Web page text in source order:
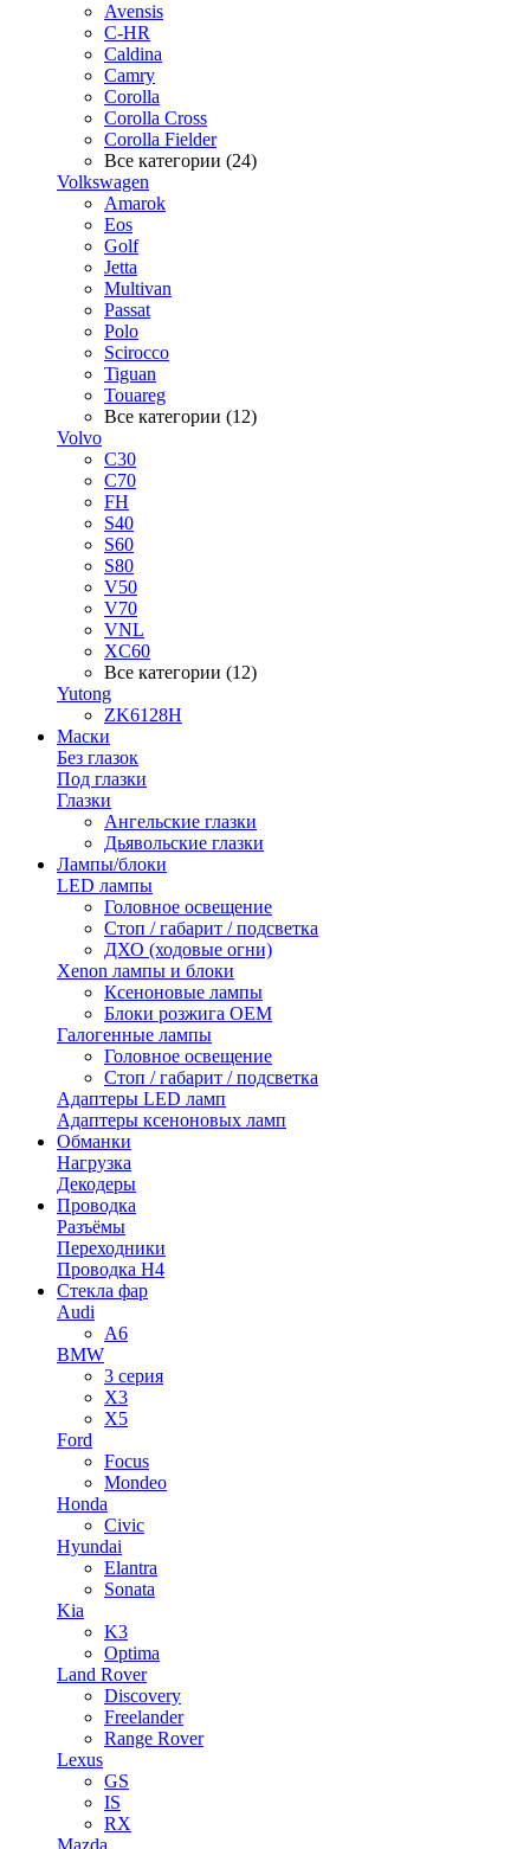
Avensis
C-HR
Caldina
Camry
Corolla
Corolla Cross
Corolla Fielder
Все категории (24)
Volkswagen
Amarok
Eos
Golf
Jetta
Multivan
Passat
Polo
Scirocco
Tiguan
Touareg
Все категории (12)
Volvo
C30
C70
FH
S40
S60
S80
V50
V70
VNL
XC60
Все категории (12)
Yutong
ZK6128H
Маски
Без глазок
Под глазки
Глазки
Ангельские глазки
Дьявольские глазки
Лампы/блоки
LED лампы
Головное освещение
Стоп / габарит / подсветка
ДХО (ходовые огни)
Xenon лампы и блоки
Ксеноновые лампы
Блоки розжига OEM
Галогенные лампы
Головное освещение
Стоп / габарит / подсветка
Адаптеры LED ламп
Адаптеры ксеноновых ламп
Обманки
Нагрузка
Декодеры
Проводка
Разъёмы
Переходники
Проводка H4
Стекла фар
Audi
A6
BMW
3 серия
X3
X5
Ford
Focus
Mondeo
Honda
Civic
Hyundai
Elantra
Sonata
Kia
K3
Optima
Land Rover
Discovery
Freelander
Range Rover
Lexus
GS
IS
RX
Mazda